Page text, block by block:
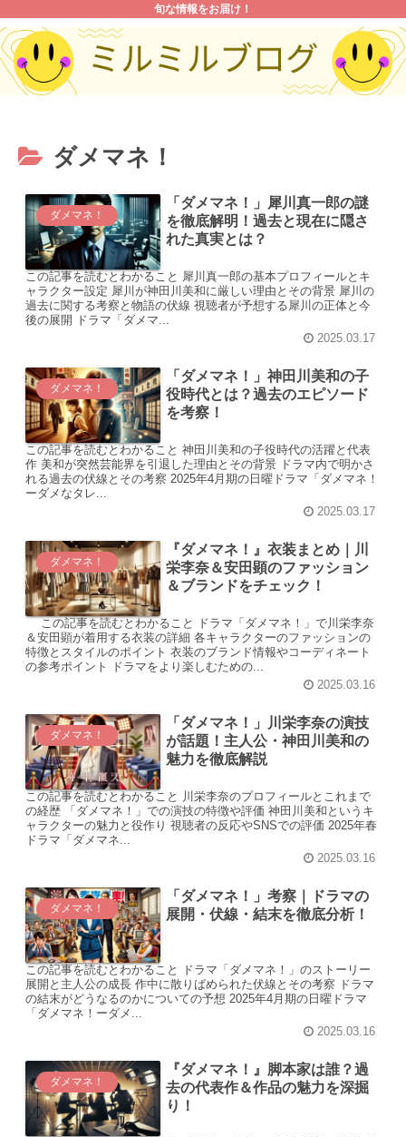
旬な情報をお届け！
ダメマネ！
ダメマネ！
「ダメマネ！」犀川真一郎の謎
を徹底解明！過去と現在に隠さ
れた真実とは？
この記事を読むとわかること 犀川真一郎の基本プロフィールとキ
ャラクター設定 犀川が神田川美和に厳しい理由とその背景 犀川の
過去に関する考察と物語の伏線 視聴者が予想する犀川の正体と今
後の展開 ドラマ「ダメマ...
2025.03.17
ダメマネ！
「ダメマネ！」神田川美和の子
役時代とは？過去のエピソード
を考察！
この記事を読むとわかること 神田川美和の子役時代の活躍と代表
作 美和が突然芸能界を引退した理由とその背景 ドラマ内で明かさ
れる過去の伏線とその考察 2025年4月期の日曜ドラマ「ダメマネ！
ーダメなタレ...
2025.03.17
ダメマネ！
『ダメマネ！』衣装まとめ｜川
栄李奈＆安田顕のファッション
＆ブランドをチェック！
この記事を読むとわかること ドラマ「ダメマネ！」で川栄李奈
＆安田顕が着用する衣装の詳細 各キャラクターのファッションの
特徴とスタイルのポイント 衣装のブランド情報やコーディネート
の参考ポイント ドラマをより楽しむための...
2025.03.16
ダメマネ！
「ダメマネ！」川栄李奈の演技
が話題！主人公・神田川美和の
魅力を徹底解説
この記事を読むとわかること 川栄李奈のプロフィールとこれまで
の経歴 「ダメマネ！」での演技の特徴や評価 神田川美和というキ
ャラクターの魅力と役作り 視聴者の反応やSNSでの評価 2025年春
ドラマ「ダメマネ...
2025.03.16
ダメマネ！
「ダメマネ！」考察｜ドラマの
展開・伏線・結末を徹底分析！
この記事を読むとわかること ドラマ「ダメマネ！」のストーリー
展開と主人公の成長 作中に散りばめられた伏線とその考察 ドラマ
の結末がどうなるのかについての予想 2025年4月期の日曜ドラマ
「ダメマネ！ーダメ...
2025.03.16
ダメマネ！
『ダメマネ！』脚本家は誰？過
去の代表作＆作品の魅力を深掘
り！